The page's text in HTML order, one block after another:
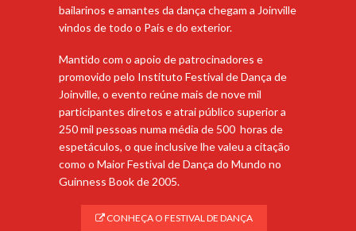
bailarinos e amantes da dança chegam a Joinville
vindos de todo o País e do exterior.
Mantido com o apoio de patrocinadores e
promovido pelo Instituto Festival de Dança de
Joinville, o evento reúne mais de nove mil
participantes diretos e atrai público superior a
250 mil pessoas numa média de 500 horas de
espetáculos, o que inclusive lhe valeu a citação
como o Maior Festival de Dança do Mundo no
Guinness Book de 2005.
CONHEÇA O FESTIVAL DE DANÇA